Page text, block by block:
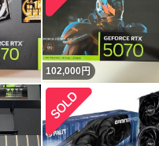
102,000円